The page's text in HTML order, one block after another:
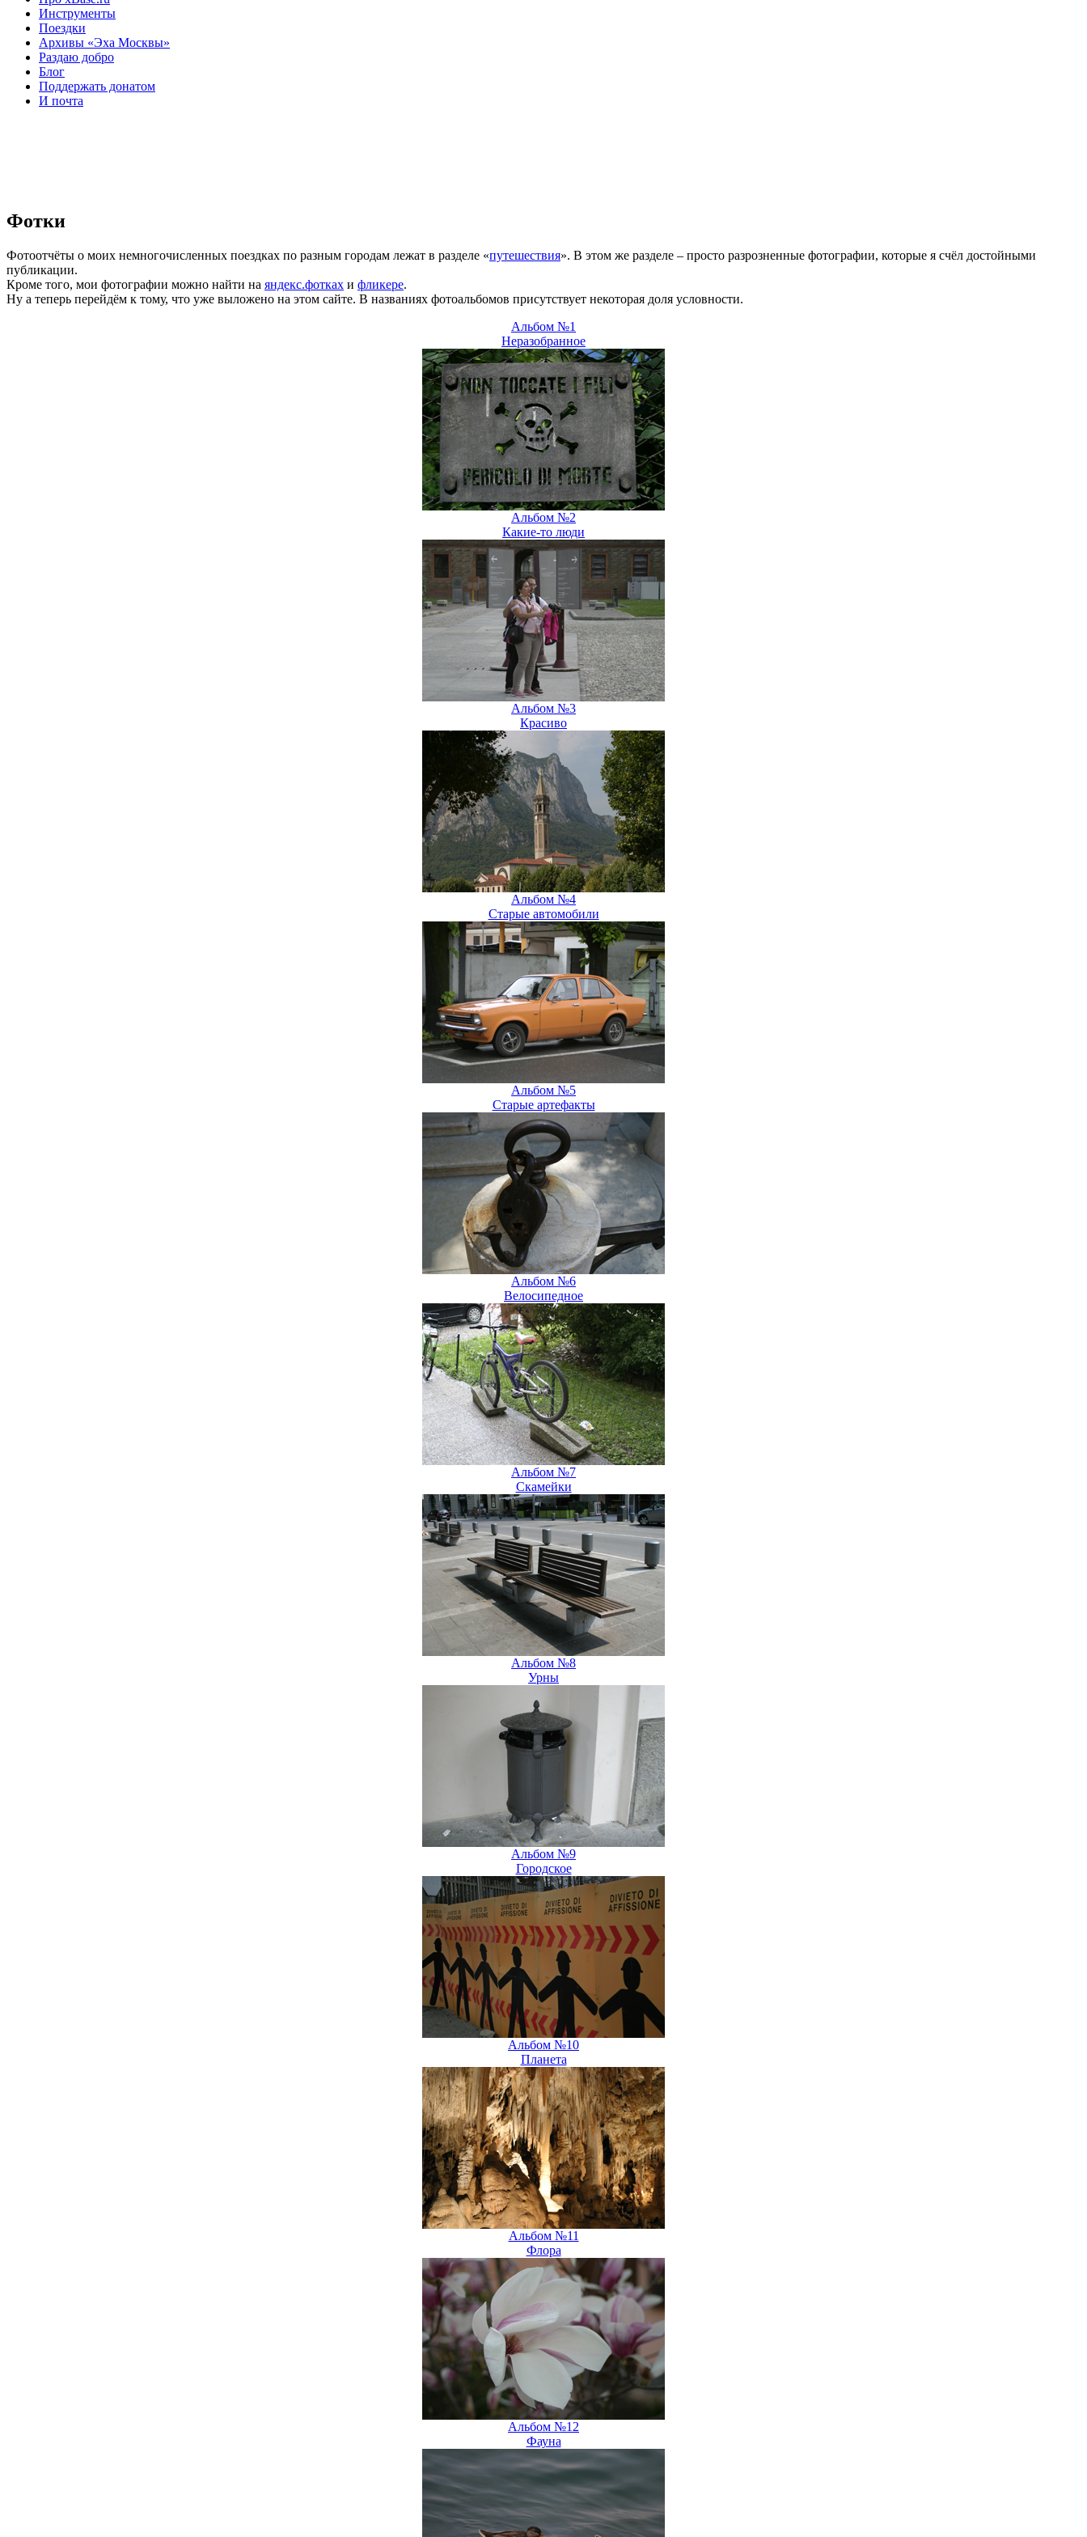
Инструменты
Поездки
Архивы «Эха Москвы»
Раздаю добро
Блог
Поддержать донатом
И почта
Фотки
Фотоотчёты о моих немногочисленных поездках по разным городам лежат в разделе «путешествия». В этом же разделе – просто разрозненные фотографии, которые я счёл достойными
публикации.
Кроме того, мои фотографии можно найти на яндекс.фотках и фликере.
Ну а теперь перейдём к тому, что уже выложено на этом сайте. В названиях фотоальбомов присутствует некоторая доля условности.
Альбом №1
Неразобранное
Альбом №2
Какие-то люди
Альбом №3
Красиво
Альбом №4
Старые автомобили
Альбом №5
Старые артефакты
Альбом №6
Велосипедное
Альбом №7
Скамейки
Альбом №8
Урны
Альбом №9
Городское
Альбом №10
Планета
Альбом №11
Флора
Альбом №12
Фауна